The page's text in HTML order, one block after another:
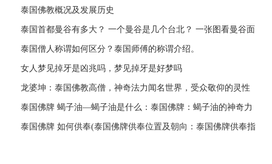
泰国佛教概况及发展历史
泰国首都曼谷有多大？ 一个曼谷是几个台北？ 一张图看曼谷面
积与各大城市比较
泰国僧人称谓如何区分？泰国师傅的称谓介绍。
女人梦见掉牙是凶兆吗，梦见掉牙是好梦吗
龙婆坤：泰国佛教高僧，神奇法力闻名世界，受众敬仰的灵性
导师
泰国佛牌 蝎子油—蝎子油是什么：泰国佛牌：蝎子油的神奇力
量
泰国佛牌 如何供奉(泰国佛牌供奉位置及朝向：泰国佛牌供奉指